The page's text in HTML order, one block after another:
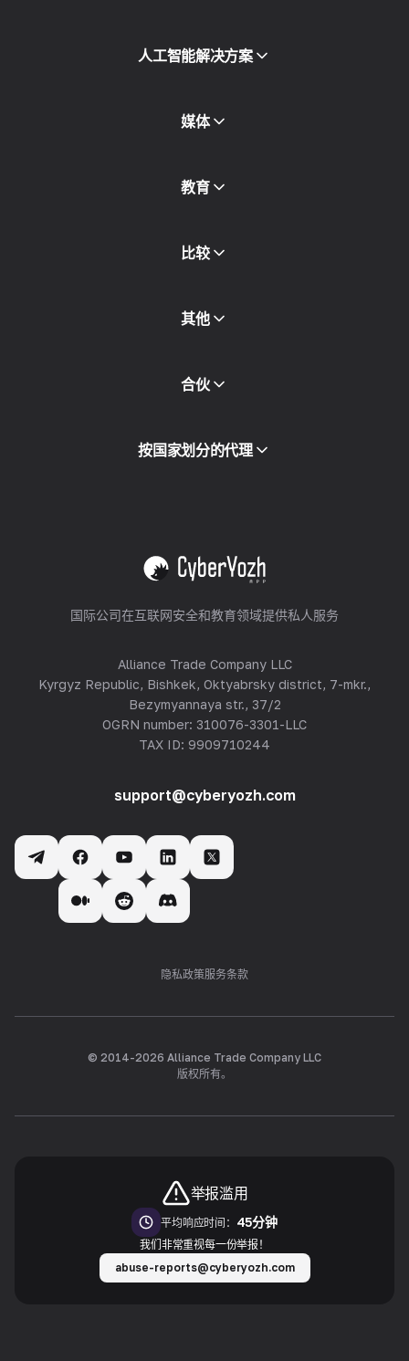
移动代理
住宅代理
代理目录
人工智能解决方案
媒体
博客和文章
合作伙伴
教育
免费书
比较
其他
API访问
集成
合伙
合作伙伴计划
转售
按国家划分的代理
查看全部
国际公司在互联网安全和教育领域提供私人服务
Alliance Trade Company LLC
Kyrgyz Republic, Bishkek, Oktyabrsky district, 7-mkr.,
Bezymyannaya str., 37/2
OGRN number: 310076-3301-LLC
TAX ID: 9909710244
support@cyberyozh.com
隐私政策服务条款
© 2014-2026 Alliance Trade Company LLC
版权所有。
举报滥用
平均响应时间： 45分钟
我们非常重视每一份举报！
abuse-reports@cyberyozh.com